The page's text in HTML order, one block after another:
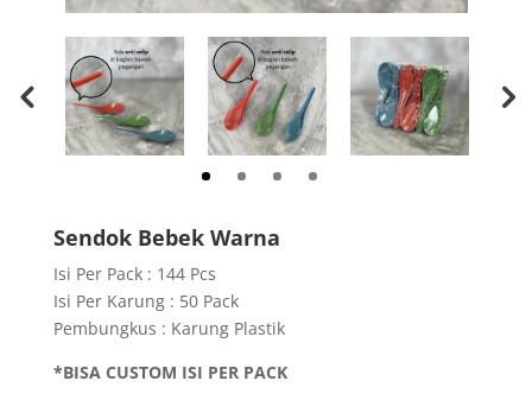
Sendok Bebek Warna
Isi Per Pack : 144 Pcs
Isi Per Karung : 50 Pack
Pembungkus : Karung Plastik
*BISA CUSTOM ISI PER PACK